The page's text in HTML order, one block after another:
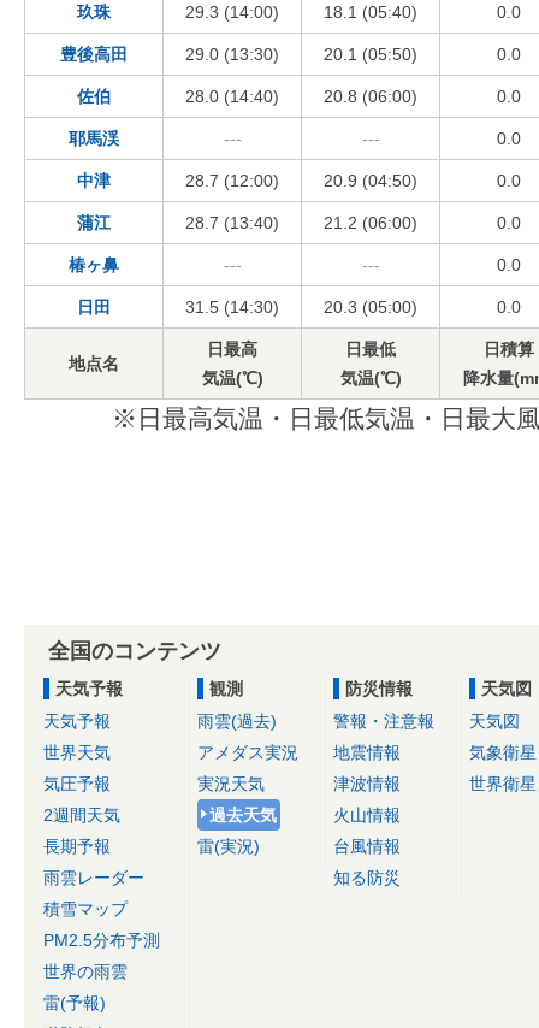
玖珠 29.3 (14:00) 18.1 (05:40) 0.0
豊後高田 29.0 (13:30) 20.1 (05:50) 0.0
佐伯 28.0 (14:40) 20.8 (06:00) 0.0
耶馬渓 --- --- 0.0
中津 28.7 (12:00) 20.9 (04:50) 0.0
蒲江 28.7 (13:40) 21.2 (06:00) 0.0
椿ヶ鼻 --- --- 0.0
日田 31.5 (14:30) 20.3 (05:00) 0.0
地点名
日最高
気温(℃)
日最低
気温(℃)
日積算
降水量
※日最高気温・日最低気温・日最大
全国のコンテンツ
天気予報
天気予報
世界天気
気圧予報
2週間天気
長期予報
雨雲レーダー
積雪マップ
PM2.5分布予測
世界の雨雲
雷(予報)
観測
雨雲(過去)
アメダス実況
実況天気
過去天気
雷(実況)
防災情報
警報・注意報
地震情報
津波情報
火山情報
台風情報
知る防災
天気図
天気図
気象衛星
世界衛星